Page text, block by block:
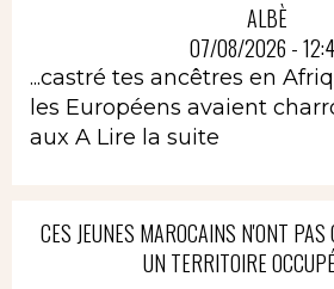
ALBÈ
07/08/2026 -
...castré tes ancêtres en
les Européens avaient
aux A Lire la suite
CES JEUNES MAROCAINS N'ONT
UN TERRITOIRE